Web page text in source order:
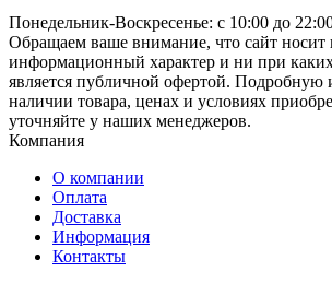
Понедельник-Воскресенье: с 10:00 до
Обращаем ваше внимание, что сайт носит
информационный характер и ни при
является публичной офертой.
наличии товара, ценах и условиях
уточняйте у наших менеджеров.
Компания
О компании
Оплата
Доставка
Информация
Контакты